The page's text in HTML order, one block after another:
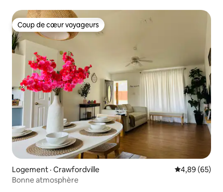
Coup de cœur voyageurs
Coup de cœur voyageurs
Logement · Crawfordville Note
4,89 (65)
Bonne atmosphère